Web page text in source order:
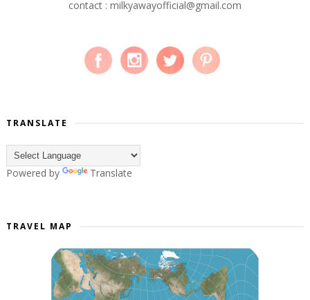
contact : milkyawayofficial@gmail.com
TRANSLATE
Powered by Translate
TRAVEL MAP